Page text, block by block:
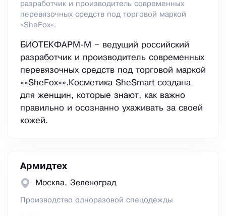
разработчик и производитель современных
перевязочных средств под торговой маркой
«SheFox».
БИОТЕКФАРМ-М – ведущий российский
разработчик и производитель современных
перевязочных средств под торговой маркой
««SheFox»».Косметика SheSmart создана
для женщин, которые знают, как важно
правильно и осознанно ухаживать за своей
кожей.
Армидтех
Москва, Зеленоград
Производство одноразовой спецодежды